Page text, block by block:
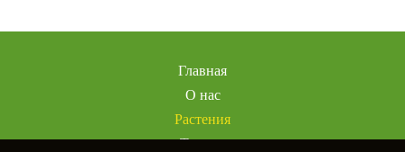
Главная
О нас
Растения
Товары